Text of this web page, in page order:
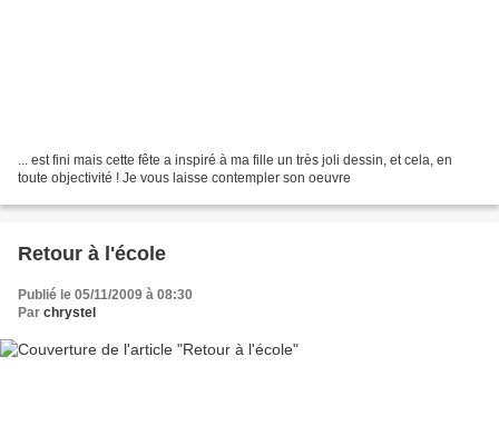
... est fini mais cette fête a inspiré à ma fille un très joli dessin, et cela, en
toute objectivité ! Je vous laisse contempler son oeuvre
Retour à l'école
Publié le 05/11/2009 à 08:30
Par chrystel